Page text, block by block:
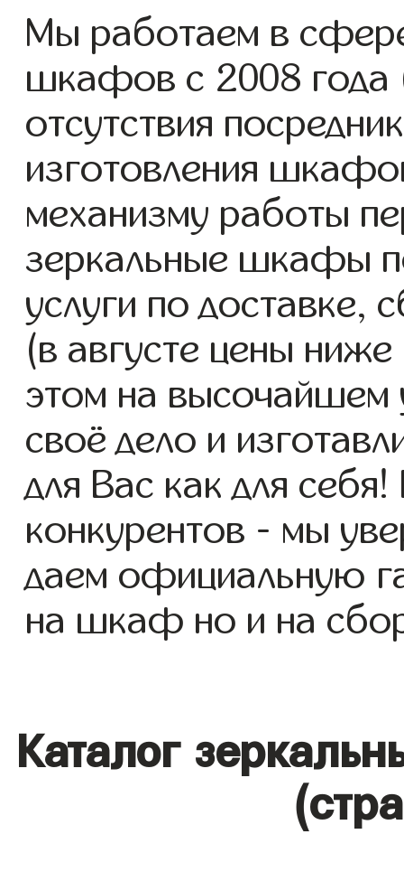
Мы работаем в
шкафов с 2008 года
отсутствия
изготовления
механизму работы
зеркальные шкафы
услуги по доставке,
(в августе цены
этом на
своё дело и
для Вас как для
конкурентов - мы
даем официальную
на шкаф но и на
Каталог